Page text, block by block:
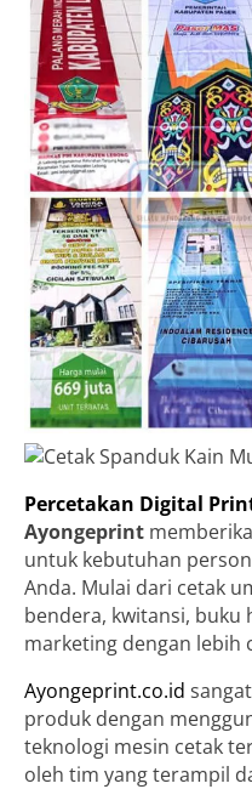
Percetakan Digital
Ayongeprint
untuk kebutuhan
Anda. Mulai dari cetak
bendera, kwitansi, buku
marketing dengan lebih
Ayongeprint.co.id
produk dengan
teknologi mesin cetak
oleh tim yang terampil